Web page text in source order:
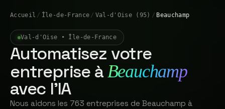
Accueil / Île-de-France / Val-d'Oise (95) / Beauchamp
Val-d'Oise • Île-de-France
Automatisez votre
entreprise à Beauchamp
avec l'IA
Nous aidons les 763 entreprises de Beauchamp à